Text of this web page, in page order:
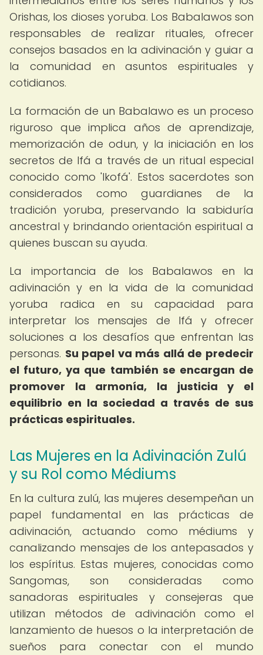
Orishas, los dioses yoruba. Los Babalawos son
responsables de realizar rituales, ofrecer
consejos basados en la adivinación y guiar a
la comunidad en asuntos espirituales y
cotidianos.
La formación de un Babalawo es un proceso
riguroso que implica años de aprendizaje,
memorización de odun, y la iniciación en los
secretos de Ifá a través de un ritual especial
conocido como 'Ikofá'. Estos sacerdotes son
considerados como guardianes de la
tradición yoruba, preservando la sabiduría
ancestral y brindando orientación espiritual a
quienes buscan su ayuda.
La importancia de los Babalawos en la
adivinación y en la vida de la comunidad
yoruba radica en su capacidad para
interpretar los mensajes de Ifá y ofrecer
soluciones a los desafíos que enfrentan las
personas. Su papel va más allá de predecir
el futuro, ya que también se encargan de
promover la armonía, la justicia y el
equilibrio en la sociedad a través de sus
prácticas espirituales.
Las Mujeres en la Adivinación Zulú
y su Rol como Médiums
En la cultura zulú, las mujeres desempeñan un
papel fundamental en las prácticas de
adivinación, actuando como médiums y
canalizando mensajes de los antepasados y
los espíritus. Estas mujeres, conocidas como
Sangomas, son consideradas como
sanadoras espirituales y consejeras que
utilizan métodos de adivinación como el
lanzamiento de huesos o la interpretación de
sueños para conectar con el mundo